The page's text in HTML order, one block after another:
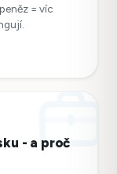
= víc
- a proč